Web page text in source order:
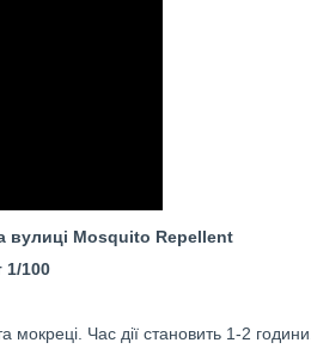
вулиці Mosquito Repellent
1/100
мокреці. Час дії становить 1-2 години.